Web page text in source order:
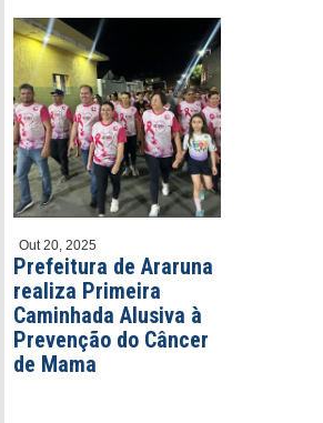
Out 20, 2025
Prefeitura de Araruna
realiza Primeira
Caminhada Alusiva à
Prevenção do Câncer
de Mama